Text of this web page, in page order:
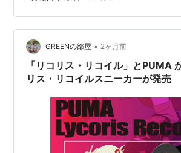
いった「専門家」たちが市場を席巻して
僕も「餅は餅屋」だと思っていました
入ってきた噂があるんです。 「PUMA
ド、実は専門ブランドに負けてないらし
ェットも楽器機…
GREENの部屋 • 2ヶ月前
「リコリス・リコイル」とPUMA
リス・リコイルスニーカーが発売